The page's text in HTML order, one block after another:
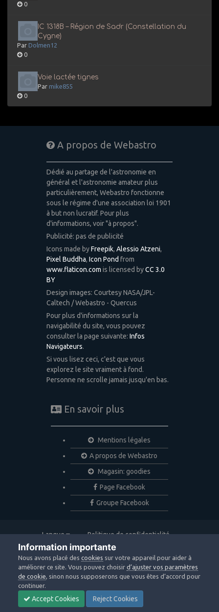
0
IC 1318B – Région de Sadr (Constellation du
Cygne)
Par Dolmen12
0
Voie lactée tignes
Par mike855
0
A propos de Webastro
Dédié au partage de l'astronomie en
général et l'astronomie amateur plus
particulièrement, Webastro fonctionne
sous le régime d'une association loi 1901
à but non lucratif. Pour plus
d'informations, voir "à propos".
Publicité: pas de publicité
Icons made byFreepik, Alessio Atzeni,
Pixel Buddha, Icon Pond from
www.flaticon.com is licensed byCC 3.0
BY
Design images: Courtesy NASA/JPL-
Caltech / Webastro - Quercus
Pour plus d'informations sur la
navigabilité du site, vous pouvez
consulter la page suivante: Infos
Navigateurs.
Si vous lisez ceci, c'est que vous
explorez le site vraiment à fond.
Personne ne scrolle jamais jusqu'en bas.
En savoir plus
Mentions légales
A propos de Webastro
Magasin: goodies
Page Facebook
Groupe Facebook
Langue
Politique de confidentialité
Nous contacter
Copyright © 2020 Webastro
Powered by Invision Community
Information importante
Nous avons placé descookies sur votre appareil pour aider à
améliorer ce site. Vous pouvez choisird’ajuster vos paramètres
de cookie, sinon nous supposerons que vous êtes d’accord pour
continuer.
Accept Cookies Reject Cookies